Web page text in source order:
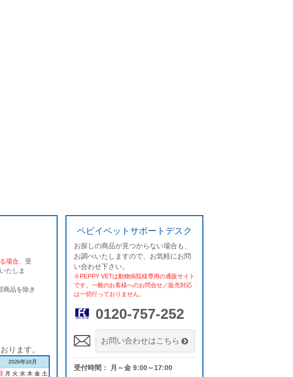
場合、 受
たしま
商品を除き
ります。
2026年10月
月 火 水 木 金 土
ペピイベットサポートデスク
お探しの商品が見つからない場合も、
お調べいたしますので、お気軽にお問
い合わせ下さい。
※PEPPY VETは動物病院様専用の通販サイト
です。一般のお客様へのお問合せ／販売対応
は一切行っておりません。
0120-757-252
お問い合わせはこちら
受付時間： 月～金 9:00～17:00